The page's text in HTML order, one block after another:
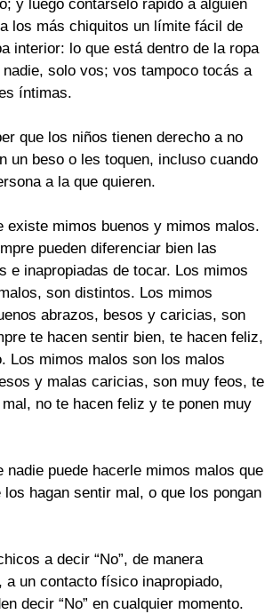
y luego contárselo rápido a alguien
los más chiquitos un límite fácil de
interior: lo que está dentro de la ropa
solo vos; vos tampoco tocás a
íntimas.
que los niños tienen derecho a no
un beso o les toquen, incluso cuando
a la que quieren.
existe mimos buenos y mimos malos.
pueden diferenciar bien las
e inapropiadas de tocar. Los mimos
son distintos. Los mimos
abrazos, besos y caricias, son
te hacen sentir bien, te hacen feliz,
Los mimos malos son los malos
y malas caricias, son muy feos, te
no te hacen feliz y te ponen muy
nadie puede hacerle mimos malos que
hagan sentir mal, o que los pongan
a decir “No”, de manera
a un contacto físico inapropiado,
decir “No” en cualquier momento.